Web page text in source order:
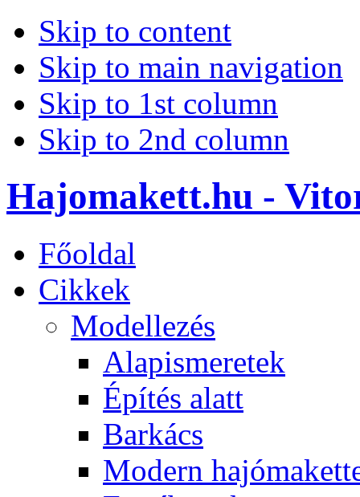
Skip to content
Skip to main navigation
Skip to 1st column
Skip to 2nd column
Hajomakett.hu -
Főoldal
Cikkek
Modellezés
Alapismeretek
Építés alatt
Barkács
Modern